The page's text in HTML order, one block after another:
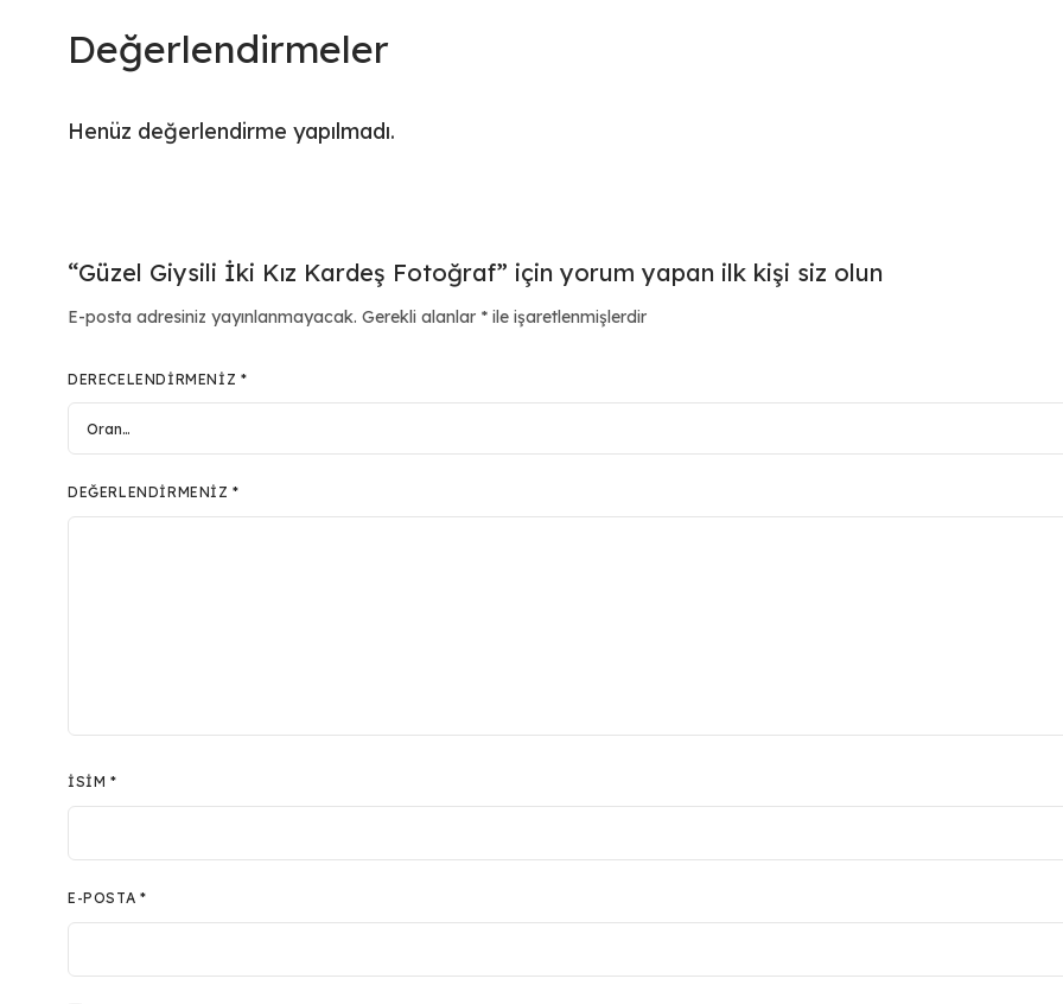
Değerlendirmeler
Henüz değerlendirme yapılmadı.
“Güzel Giysili İki Kız Kardeş Fotoğraf” için yorum yapan ilk kişi siz olun
E-posta adresiniz yayınlanmayacak. Gerekli alanlar * ile işaretlenmişlerdir
DERECELENDIRMENIZ *
DEĞERLENDIRMENIZ*
İSIM*
E-POSTA *